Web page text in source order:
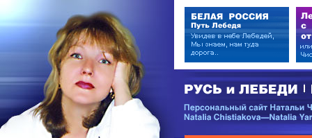
РУСЬ и ЛЕБЕДИ | RUSI —
Персональный сайт Натальи